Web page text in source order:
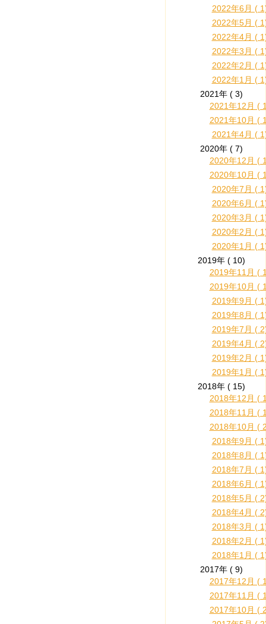
2022年6月 (
2022年5月 (
2022年4月 (
2022年3月 (
2022年2月 (
2022年1月 (
2021年 ( 3)
2021年12月 (
2021年10月 (
2021年4月 (
2020年 ( 7)
2020年12月 (
2020年10月 (
2020年7月 (
2020年6月 (
2020年3月 (
2020年2月 (
2020年1月 (
2019年 ( 10)
2019年11月 (
2019年10月 (
2019年9月 (
2019年8月 (
2019年7月 (
2019年4月 (
2019年2月 (
2019年1月 (
2018年 ( 15)
2018年12月 (
2018年11月 (
2018年10月 (
2018年9月 (
2018年8月 (
2018年7月 (
2018年6月 (
2018年5月 (
2018年4月 (
2018年3月 (
2018年2月 (
2018年1月 (
2017年 ( 9)
2017年12月 (
2017年11月 (
2017年10月 (